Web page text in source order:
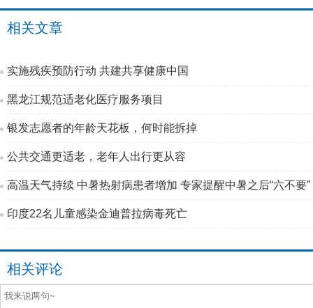
相关文章
实施残疾预防行动 共建共享健康中国
黑龙江规范适老化医疗服务项目
银发志愿者的年龄天花板，何时能拆掉
公共交通更适老，老年人出行更从容
高温天气持续 中暑热射病患者增加 专家提醒中暑之后“六不要”
印度22名儿童感染金迪普拉病毒死亡
相关评论